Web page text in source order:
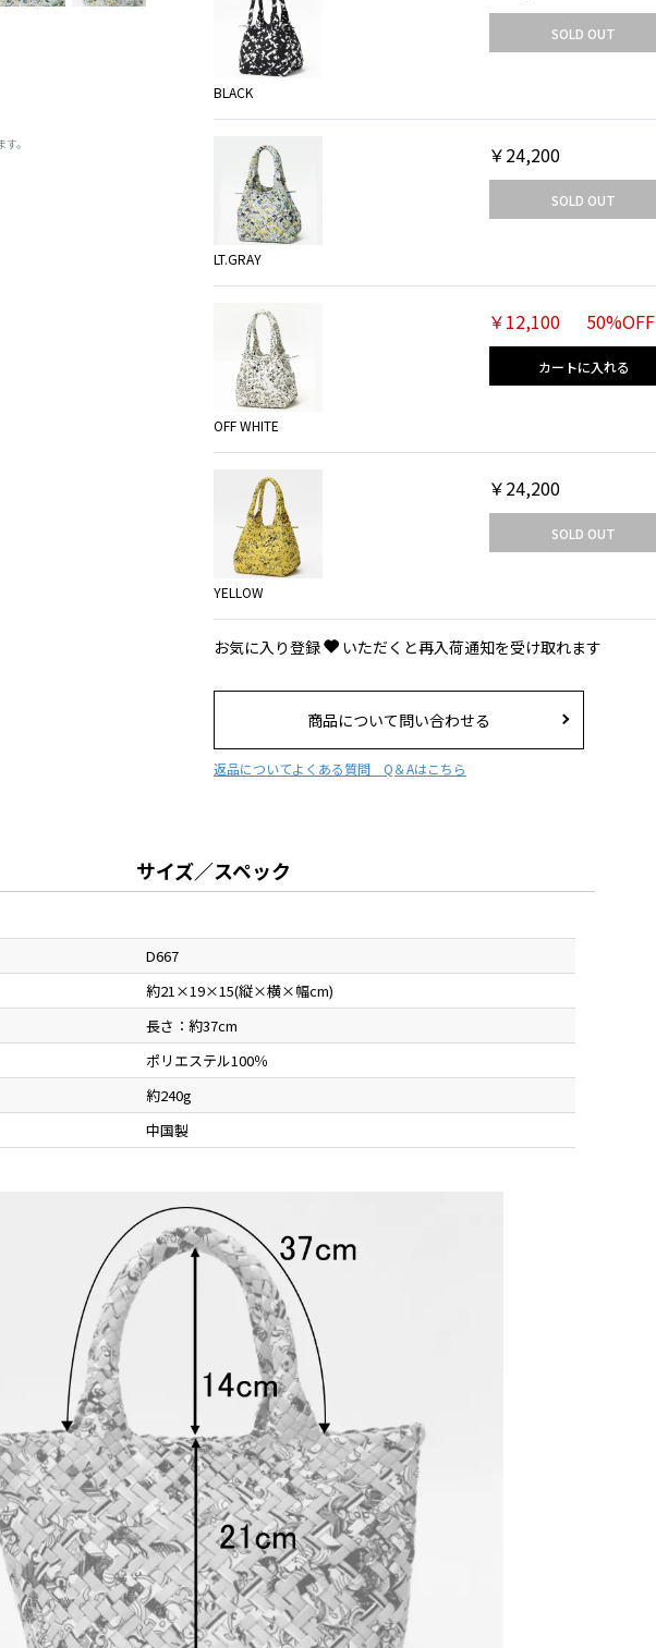
。
BLACK
SOLD OUT
LT.GRAY
￥24,200
SOLD OUT
OFF WHITE
￥12,100 50%OFF
カートに入れる
YELLOW
￥24,200
SOLD OUT
お気に入り登録 いただくと再入荷通知を受け取れます
商品について問い合わせる
返品についてよくある質問 Q＆Aはこちら
サイズ／スペック
D667
約21×19×15(縦×横×幅cm)
長さ：約37cm
ポリエステル100％
約240g
中国製